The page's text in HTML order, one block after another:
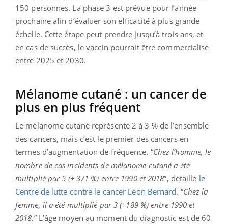
150 personnes. La phase 3 est prévue pour l’année
prochaine afin d’évaluer son efficacité à plus grande
échelle. Cette étape peut prendre jusqu’à trois ans, et
en cas de succès, le vaccin pourrait être commercialisé
entre 2025 et 2030.
Mélanome cutané : un cancer de
plus en plus fréquent
Le mélanome cutané représente 2 à 3 % de l’ensemble
des cancers, mais c’est le premier des cancers en
termes d’augmentation de fréquence. “Chez l’homme, le
nombre de cas incidents de mélanome cutané a été
multiplié par 5 (+ 371 %) entre 1990 et 2018”, détaille le
Centre de lutte contre le cancer Léon Bernard. “Chez la
femme, il a été multiplié par 3 (+189 %) entre 1990 et
2018.” L’âge moyen au moment du diagnostic est de 60